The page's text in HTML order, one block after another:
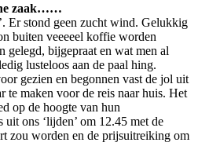
zaak……
Er stond geen zucht wind. Gelukkig
buiten veeeeel koffie worden
gelegd, bijgepraat en wat men al
lusteloos aan de paal hing.
gezien en begonnen vast de jol uit
te maken voor de reis naar huis. Het
op de hoogte van hun
ons ‘lijden’ om 12.45 met de
zou worden en de prijsuitreiking om